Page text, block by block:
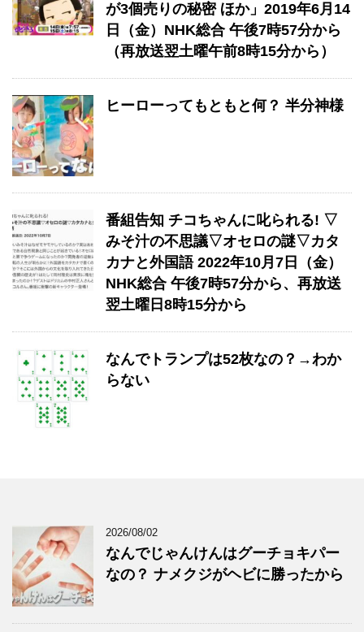
が3個売りの秘密 ほか」2019年6月14
日（金）NHK総合 午後7時57分から
（再放送翌土曜午前8時15分から）
ヒーローってもともと何？ 半分神様
番組告知 チコちゃんに叱られる! ▽
みそ汁の不思議▽オセロの謎▽カタ
カナと外国語 2022年10月7日（金）
NHK総合 午後7時57分から、再放送
翌土曜日8時15分から
なんでトランプは52枚なの？→わか
らない
2026/08/02
なんでじゃんけんはグーチョキパー
なの？ ナメクジがヘビに勝ったから